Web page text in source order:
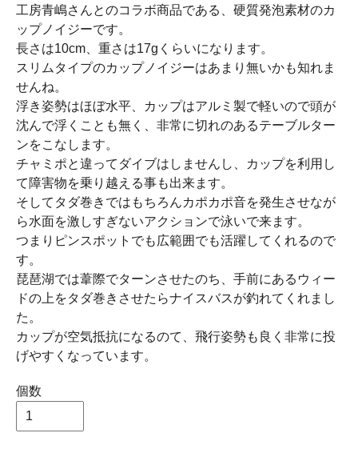
工房青嶋さんとのコラボ商品である、硬質発泡素材のカ
ップノイジーです。
長さは10cm、重さは17gくらいになります。
スリムタイプのカップノイジーはあまり無いかも知れま
せんね。
浮き姿勢はほぼ水平、カップはアルミ製で軽いので頭が
沈んで浮くことも無く、非常に切れのあるテーブルター
ンをこなします。
チャミポと違ってダイブはしませんし、カップを利用し
て障害物を乗り越える事も出来ます。
そしてタダ巻きではもちろんカポカポ音を発生させなが
ら水面を激しすぎないアクションで泳いで来ます。
つまりピンスポットでも広範囲でも活躍してくれるので
す。
琵琶湖では葦際でターンさせたのち、手前にあるウィー
ドの上をタダ巻きさせたらナイスバスが釣れてくれまし
た。
カップが空気抵抗になるのて、飛行姿勢も良く非常に投
げやすくなっています。
個数